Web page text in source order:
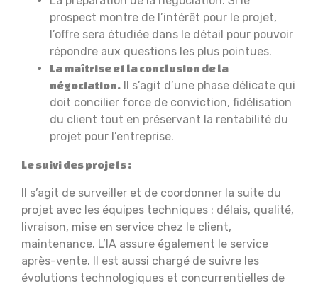
prospect montre de l’intérêt pour le projet,
l’offre sera étudiée dans le détail pour pouvoir
répondre aux questions les plus pointues.
La maîtrise et la conclusion de la
négociation. Il s’agit d’une phase délicate qui
doit concilier force de conviction, fidélisation
du client tout en préservant la rentabilité du
projet pour l’entreprise.
Le suivi des projets :
Il s’agit de surveiller et de coordonner la suite du
projet avec les équipes techniques : délais, qualité,
livraison, mise en service chez le client,
maintenance. L’IA assure également le service
après-vente. Il est aussi chargé de suivre les
évolutions technologiques et concurrentielles de